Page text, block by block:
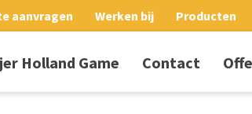
aanvragen Werken bij Producten
Holland Game Contact